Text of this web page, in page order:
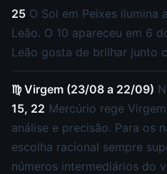
25 O Sol em Peixes ilumina
Leão. O 10 apareceu em 6
Leão gosta de brilhar junto
♍ Virgem (23/08 a 22/09)
15, 22 Mercúrio rege
análise e precisão. Para os
escolha racional sempre
números intermediários do